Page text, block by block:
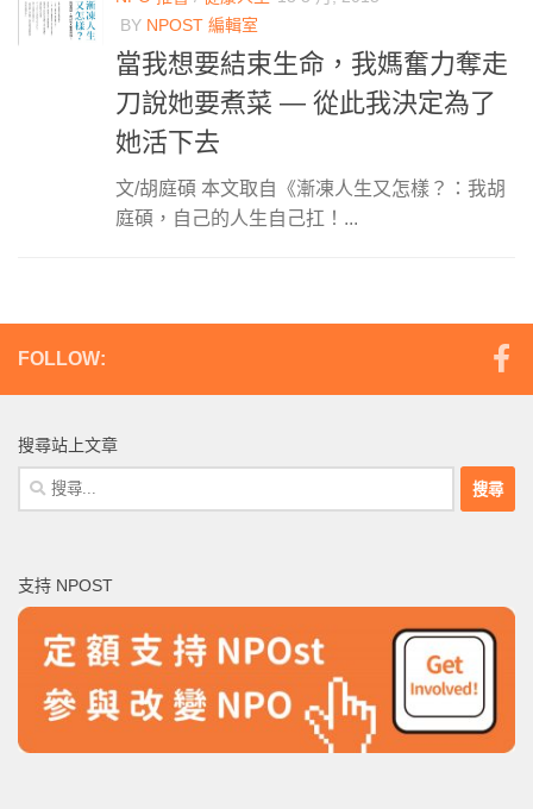
BY NPOST 編輯室
當我想要結束生命，我媽奮力奪走
刀說她要煮菜 — 從此我決定為了
她活下去
文/胡庭碩 本文取自《漸凍人生又怎樣？：我胡
庭碩，自己的人生自己扛！...
FOLLOW:
搜尋站上文章
搜
尋
字:
支持 NPOST